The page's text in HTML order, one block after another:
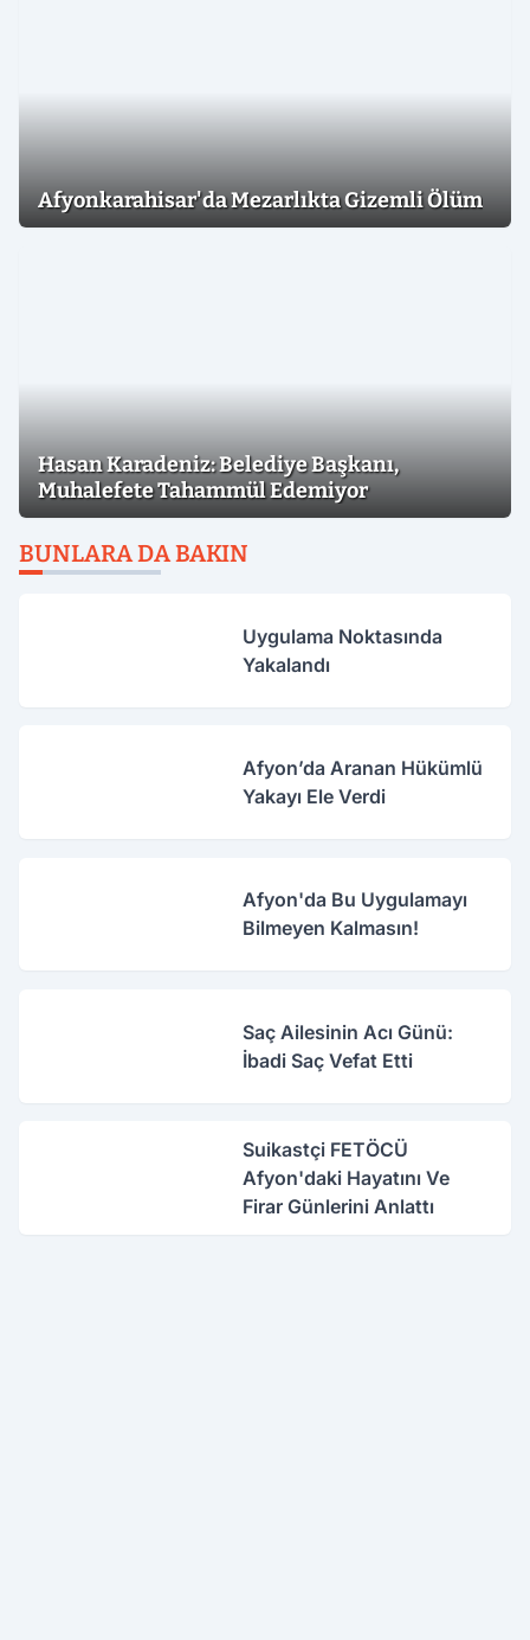
Afyonkarahisar'da Mezarlıkta Gizemli Ölüm
Hasan Karadeniz: Belediye Başkanı,
Muhalefete Tahammül Edemiyor
BUNLARA DA BAKIN
Uygulama Noktasında
Yakalandı
Afyon’da Aranan Hükümlü
Yakayı Ele Verdi
Afyon'da Bu Uygulamayı
Bilmeyen Kalmasın!
Saç Ailesinin Acı Günü:
İbadi Saç Vefat Etti
Suikastçi FETÖCÜ
Afyon'daki Hayatını Ve
Firar Günlerini Anlattı